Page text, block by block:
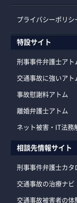
プライバシーポリシ
特設サイト
刑事事件弁護士アト
交通事故に強いアト
事故慰謝料アトム
離婚弁護士アトム
ネット被害・IT法務
相談先情報サイト
刑事事件弁護士カタ
交通事故の治療ナビ
交通事故被害者の体